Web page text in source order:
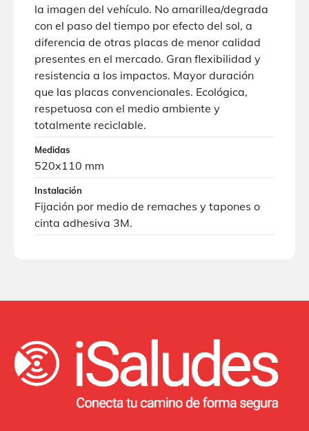
la imagen del vehículo. No amarillea/degrada
con el paso del tiempo por efecto del sol, a
diferencia de otras placas de menor calidad
presentes en el mercado. Gran flexibilidad y
resistencia a los impactos. Mayor duración
que las placas convencionales. Ecológica,
respetuosa con el medio ambiente y
totalmente reciclable.
Medidas
520x110 mm
Instalación
Fijación por medio de remaches y tapones o
cinta adhesiva 3M.